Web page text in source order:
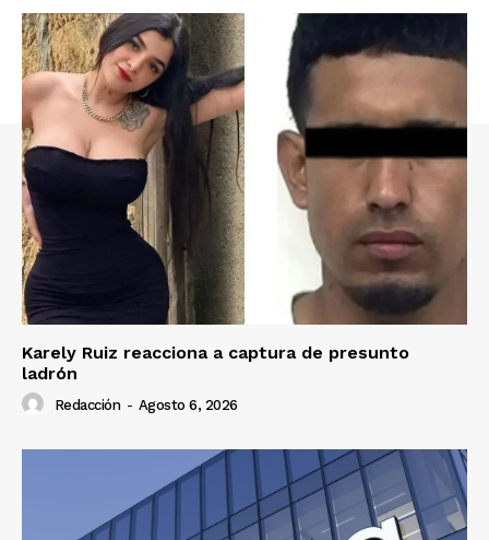
Karely Ruiz reacciona a captura de presunto
ladrón
Redacción - Agosto 6, 2026